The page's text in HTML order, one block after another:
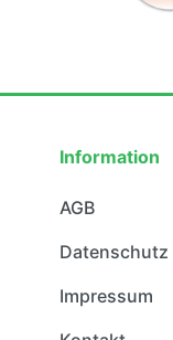
Information
AGB
Datenschutz
Impressum